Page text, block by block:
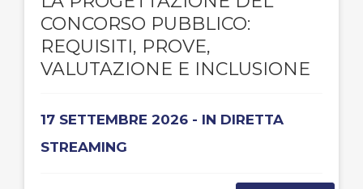
CONCORSO PUBBLICO:
REQUISITI, PROVE,
VALUTAZIONE E INCLUSIONE
17 SETTEMBRE 2026 - IN DIRETTA
STREAMING